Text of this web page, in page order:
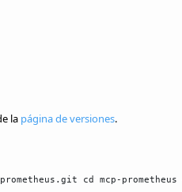
la página de versiones.
cd mcp-prometheus